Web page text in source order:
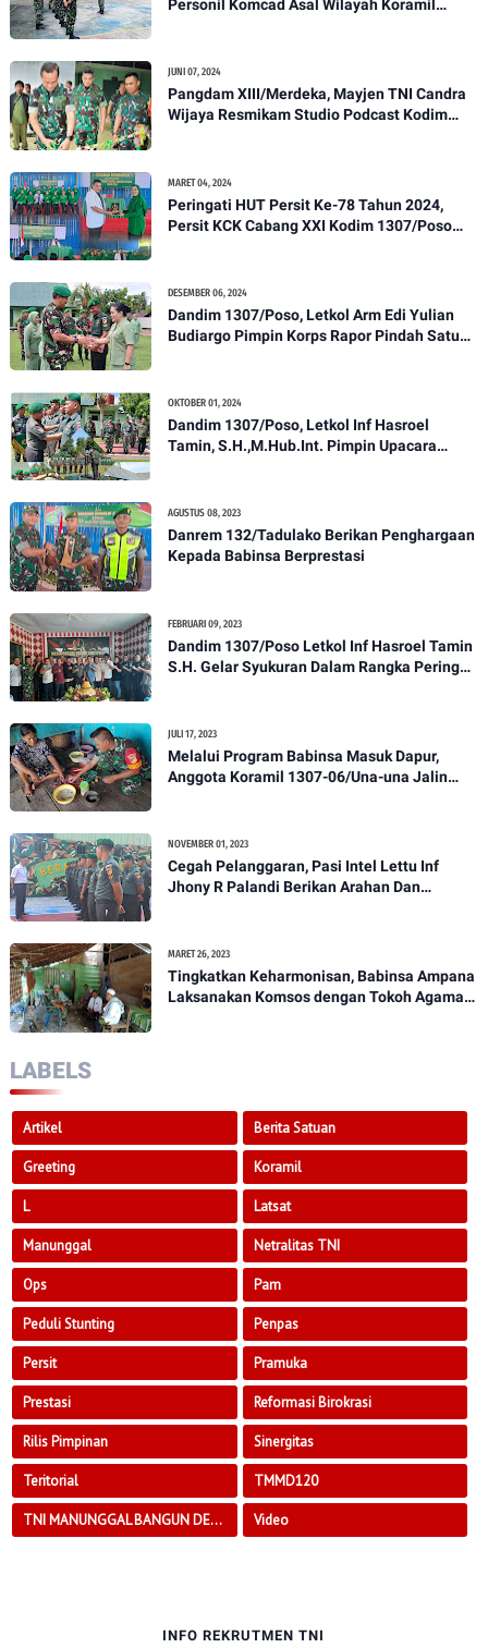
Personil Komcad Asal Wilayah Koramil
JUNI 07, 2024
Pangdam XIII/Merdeka, Mayjen TNI Candra
Wijaya Resmikam Studio Podcast Kodim
MARET 04, 2024
Peringati HUT Persit Ke-78 Tahun 2024,
Persit KCK Cabang XXI Kodim 1307/Poso
DESEMBER 06, 2024
Dandim 1307/Poso, Letkol Arm Edi Yulian
Budiargo Pimpin Korps Rapor Pindah Satuan
OKTOBER 01, 2024
Dandim 1307/Poso, Letkol Inf Hasroel
Tamin, S.H.,M.Hub.Int. Pimpin Upacara
AGUSTUS 08, 2023
Danrem 132/Tadulako Berikan Penghargaan
Kepada Babinsa Berprestasi
FEBRUARI 09, 2023
Dandim 1307/Poso Letkol Inf Hasroel Tamin
S.H. Gelar Syukuran Dalam Rangka Peringati
JULI 17, 2023
Melalui Program Babinsa Masuk Dapur,
Anggota Koramil 1307-06/Una-una Jalin
NOVEMBER 01, 2023
Cegah Pelanggaran, Pasi Intel Lettu Inf
Jhony R Palandi Berikan Arahan Dan
MARET 26, 2023
Tingkatkan Keharmonisan, Babinsa Ampana
Laksanakan Komsos dengan Tokoh Agama
LABELS
Artikel Berita Satuan
Greeting Koramil
L Latsat
Manunggal Netralitas TNI
Ops Pam
Peduli Stunting Penpas
Persit Pramuka
Prestasi Reformasi Birokrasi
Rilis Pimpinan Sinergitas
Teritorial TMMD120
TNI MANUNGGAL BANGUN DESA Video
INFO REKRUTMEN TNI